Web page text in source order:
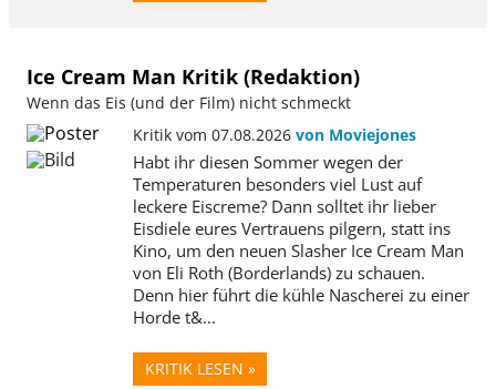
Ice Cream Man Kritik (Redaktion)
Wenn das Eis (und der Film) nicht schmeckt
Kritik vom 07.08.2026 von Moviejones
Habt ihr diesen Sommer wegen der
Temperaturen besonders viel Lust auf
leckere Eiscreme? Dann solltet ihr lieber
Eisdiele eures Vertrauens pilgern, statt ins
Kino, um den neuen Slasher Ice Cream Man
von Eli Roth (Borderlands) zu schauen.
Denn hier führt die kühle Nascherei zu einer
Horde t&...
KRITIK LESEN »